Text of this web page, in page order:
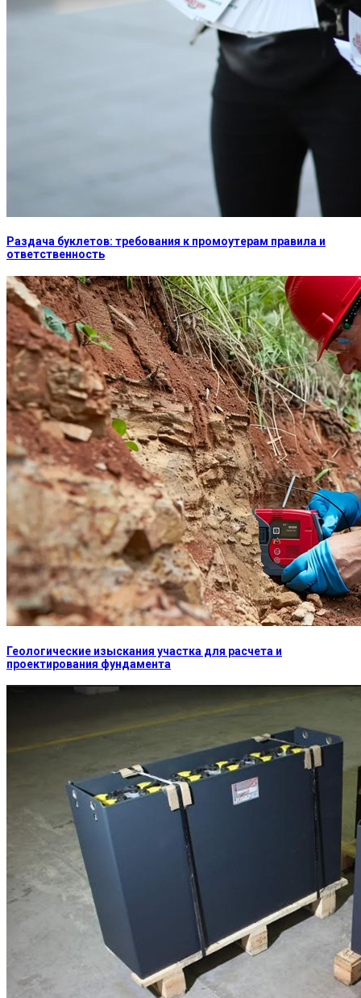
Раздача буклетов: требования к промоутерам правила и
ответственность
Геологические изыскания участка для расчета и
проектирования фундамента